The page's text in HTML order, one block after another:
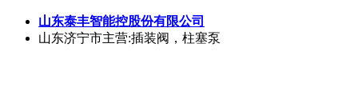
山东泰丰智能控股份有限公司
山东济宁市主营:插装阀，柱塞泵